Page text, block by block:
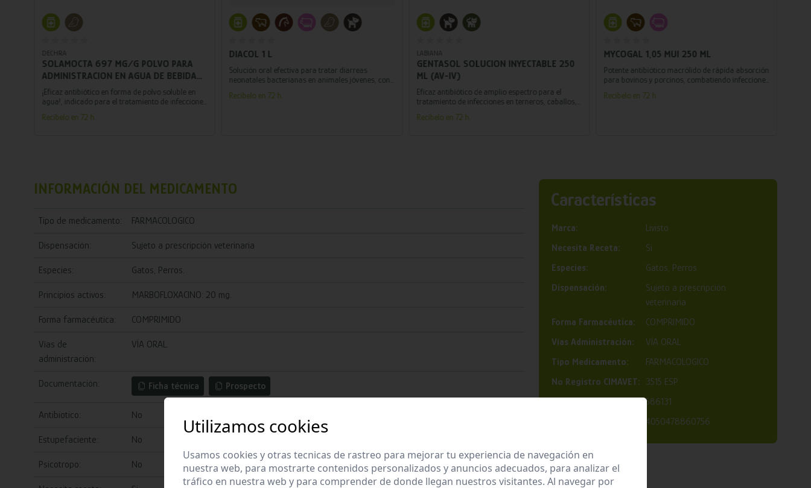
DECHRA
SOLAMOCTA 697 MG/G POLVO PARA
ADMINISTRACION EN AGUA DE BEBIDA
PARA POLLOS PATOS Y PAVOS 500 GR
¡Eficaz antibiótico en forma de polvo soluble en
agua!, indicado para el tratamiento de infecciones
Recíbelo en 72 h.
Añadir al carrito
DIACOL 1 L
Solución oral efectiva para tratar diarreas
neonatales bacterianas en animales jóvenes, con
Recíbelo en 72 h.
Añadir al carrito
LABIANA
GENTASOL SOLUCION INYECTABLE 250
ML (AV-IV)
Eficaz antibiótico de amplio espectro para el
tratamiento de infecciones en terneros, caballos,
Recíbelo en 72 h.
Añadir al carrito
MYCOGAL 1,05 MUI 250 ML
Potente antibiótico macrólido de rápida absorción
para bovinos y porcinos, combatiendo infecciones
Recíbelo en 72 h.
INFORMACIÓN DEL MEDICAMENTO
Tipo de medicamento: FARMACOLOGICO
Dispensación: Sujeto a prescripción veterinaria
Especies: Gatos, Perros.
Principios activos: MARBOFLOXACINO: 20 mg.
Forma farmacéutica: COMPRIMIDO
Vías de
administración:
VÍA ORAL.
Documentación: Ficha técnica Prospecto
Antibiotico: No
Estupefaciente: No
Psicotropo: No
Características
Marca:
Livisto
Necesita Receta:
Si
Especies:
Gatos, Perros
Dispensación:
Sujeto a prescripción
veterinaria
Forma Farmacéutica:
COMPRIMIDO
Vías Administración:
VÍA ORAL
Tipo Medicamento:
FARMACOLOGICO
Nº Registro CIMAVET:
3515 ESP
586131
4050478860756
Utilizamos cookies
Usamos cookies y otras tecnicas de rastreo para mejorar tu experiencia de navegación en
nuestra web, para mostrarte contenidos personalizados y anuncios adecuados, para analizar el
tráfico en nuestra web y para comprender de donde llegan nuestros visitantes. Al navegar por